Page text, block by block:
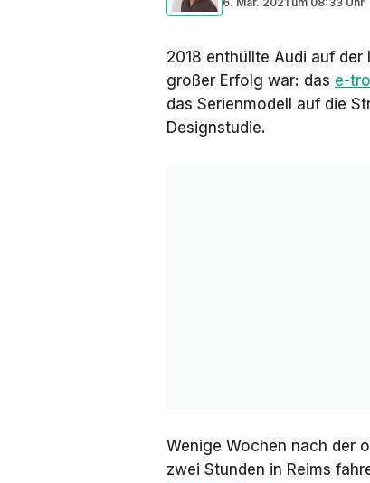
2018 enthüllte Audi auf
großer Erfolg war: das e-
das Serienmodell auf die
Designstudie.
Wenige Wochen nach der
zwei Stunden in Reims